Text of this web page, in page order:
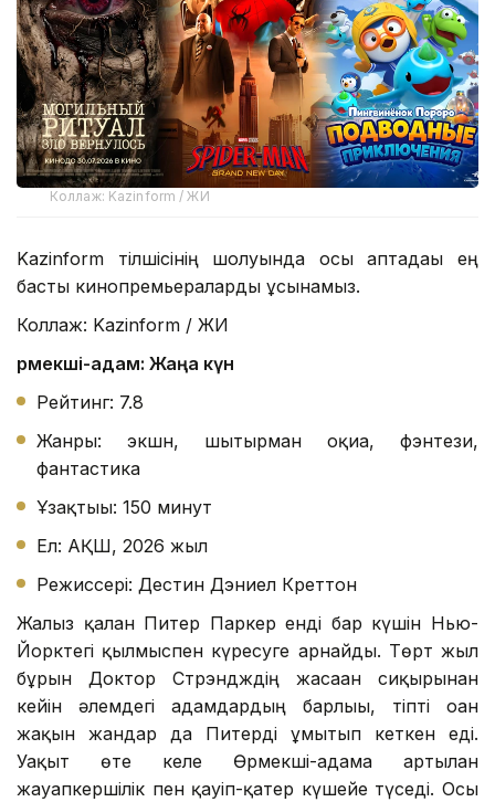
Коллаж: Kazinform / ЖИ
Kazinform тілшісінің шолуында осы аптадағы ең
басты кинопремьераларды ұсынамыз.
Коллаж: Kazinform / ЖИ
Өрмекші-адам: Жаңа күн
Рейтинг: 7.8
Жанры: экшн, шытырман оқиға, фэнтези,
фантастика
Ұзақтығы: 150 минут
Ел: АҚШ, 2026 жыл
Режиссері: Дестин Дэниел Креттон
Жалғыз қалған Питер Паркер енді бар күшін Нью-
Йорктегі қылмыспен күресуге арнайды. Төрт жыл
бұрын Доктор Стрэндждің жасаған сиқырынан
кейін әлемдегі адамдардың барлығы, тіпті оған
жақын жандар да Питерді ұмытып кеткен еді.
Уақыт өте келе Өрмекші-адамға артылған
жауапкершілік пен қауіп-қатер күшейе түседі. Осы